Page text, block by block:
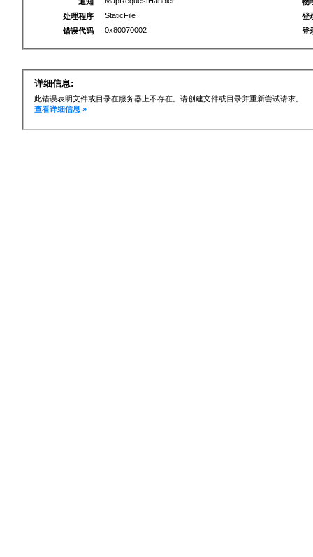
处理程序
StaticFile
错误代码
0x80070002
登
登
详细信息:
此错误表明文件或目录在服务器上不存在。请创建文件或目录并重新尝试请求。
查看详细信息 »